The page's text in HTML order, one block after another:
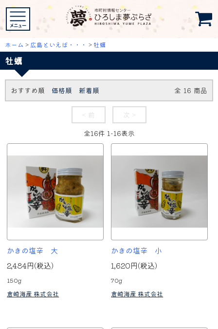
ホーム > 広島といえば・・・ > 牡蠣
牡蠣
おすすめ順 価格順 新着順 全 16 商品
< 前
次 >
全16件 1-16表示
かきの塩辛 大
2,484円(税込)
150g
倉崎海産 株式会社
かきの塩辛 小
1,620円(税込)
70g
倉崎海産 株式会社